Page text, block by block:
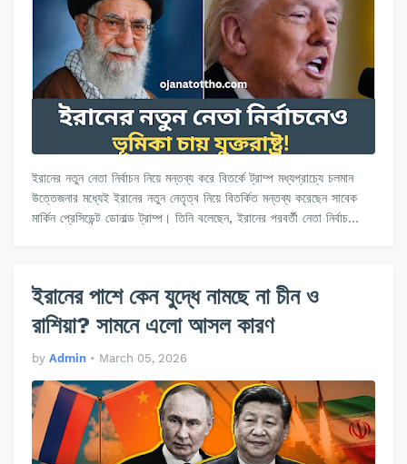
ইরানের নতুন নেতা নির্বাচন নিয়ে মন্তব্য করে বিতর্কে ট্রাম্প মধ্যপ্রাচ্যে চলমান
উত্তেজনার মধ্যেই ইরানের নতুন নেতৃত্ব নিয়ে বিতর্কিত মন্তব্য করেছেন সাবেক
মার্কিন প্রেসিডেন্ট ডোনাল্ড ট্রাম্প। তিনি বলেছেন, ইরানের পরবর্তী নেতা নির্বাচ…
ইরানের পাশে কেন যুদ্ধে নামছে না চীন ও
রাশিয়া? সামনে এলো আসল কারণ
by Admin • March 05, 2026